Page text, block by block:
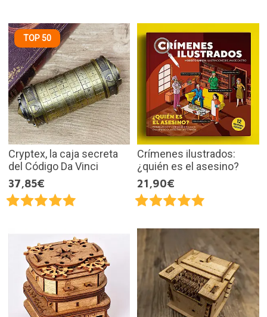
TOP 50
Cryptex, la caja secreta
del Código Da Vinci
37,85€
Crímenes ilustrados:
¿quién es el asesino?
21,90€